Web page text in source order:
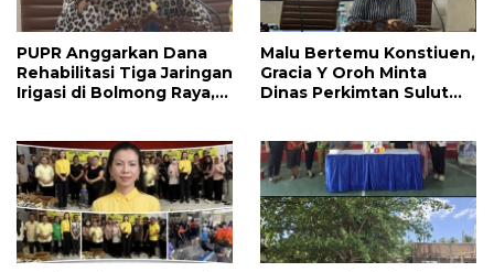
PUPR Anggarkan Dana
Rehabilitasi Tiga Jaringan
Irigasi di Bolmong Raya,
Malu Bertemu Konstiuen,
Gracia Y Oroh Minta
Dinas Perkimtan Sulut
Jalan di Tandengan I